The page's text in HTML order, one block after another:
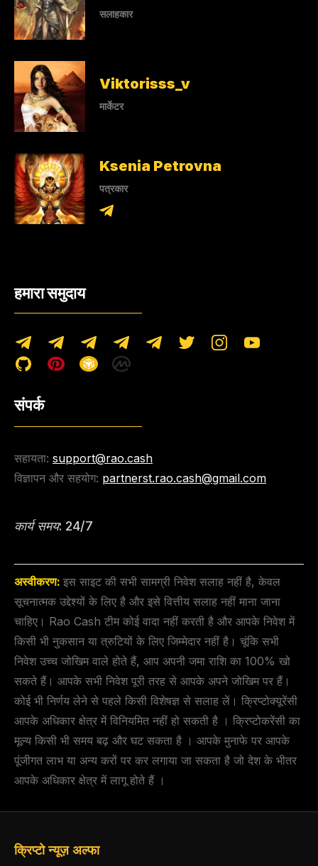
सलाहकार
Viktorisss_v
मार्केटर
Ksenia Petrovna
पत्रकार
हमारा समुदाय
संपर्क
सहायता: support@rao.cash
विज्ञापन और सहयोग: partnerst.rao.cash@gmail.com
कार्य समय: 24/7
अस्वीकरण: इस साइट की सभी सामग्री निवेश सलाह नहीं है, केवल
सूचनात्मक उद्देश्यों के लिए है और इसे वित्तीय सलाह नहीं माना जाना
चाहिए। Rao Cash टीम कोई वादा नहीं करती है और आपके निवेश में
किसी भी नुकसान या त्रुटियों के लिए जिम्मेदार नहीं है। चूंकि सभी
निवेश उच्च जोखिम वाले होते हैं, आप अपनी जमा राशि का 100% खो
सकते हैं। आपके सभी निवेश पूरी तरह से आपके अपने जोखिम पर हैं।
कोई भी निर्णय लेने से पहले किसी विशेषज्ञ से सलाह लें। क्रिप्टोक्यूरेंसी
आपके अधिकार क्षेत्र में विनियमित नहीं हो सकती है । क्रिप्टोकरेंसी का
मूल्य किसी भी समय बढ़ और घट सकता है । आपके मुनाफे पर आपके
पूंजीगत लाभ या अन्य करों पर कर लगाया जा सकता है जो देश के भीतर
आपके अधिकार क्षेत्र में लागू होते हैं ।
क्रिप्टो न्यूज़ अल्फा